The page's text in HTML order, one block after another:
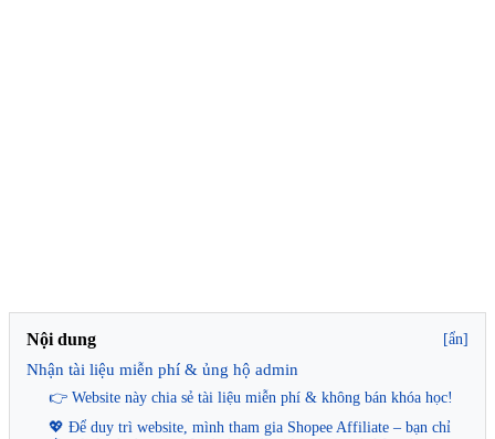
Nội dung [ẩn]
Nhận tài liệu miễn phí & ủng hộ admin
👉 Website này chia sẻ tài liệu miễn phí & không bán khóa học!
💖 Để duy trì website, mình tham gia Shopee Affiliate – bạn chỉ